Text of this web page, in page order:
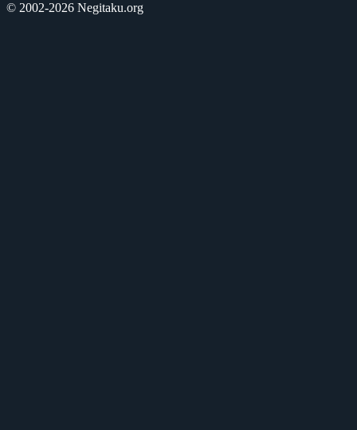
© 2002-2026 Negitaku.org